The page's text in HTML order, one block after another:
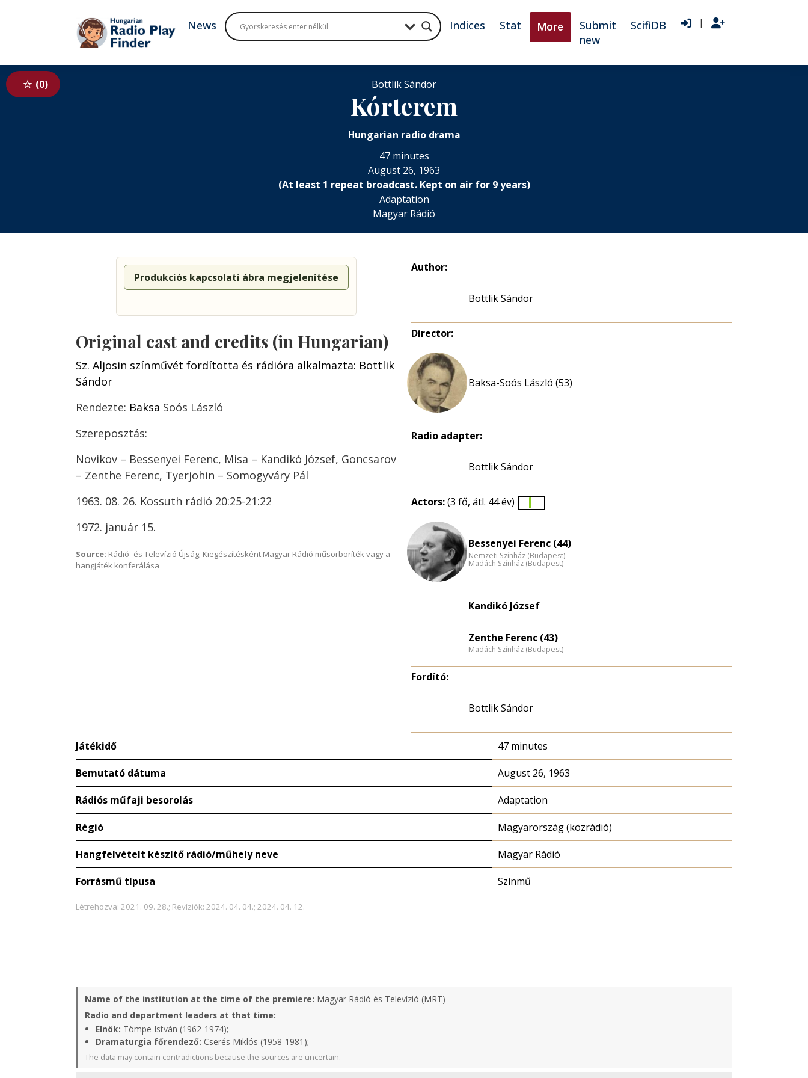
News Indices Stat More
Submit
new
ScifiDB |
0 Bottlik Sándor
Kórterem
Hungarian radio drama
47 minutes
August 26, 1963
(At least 1 repeat broadcast. Kept on air for 9 years)
Adaptation
Magyar Rádió
Produkciós kapcsolati ábra megjelenítése
Original cast and credits (in Hungarian)
Sz. Aljosin színművét fordította és rádióra alkalmazta: Bottlik
Sándor
Rendezte: Baksa Soós László
Szereposztás:
Novikov – Bessenyei Ferenc, Misa – Kandikó József, Goncsarov
– Zenthe Ferenc, Tyerjohin – Somogyváry Pál
1963. 08. 26. Kossuth rádió 20:25-21:22
1972. január 15.
Source: Rádió- és Televízió Újság; Kiegészítésként Magyar Rádió műsorboríték vagy a
hangjáték konferálása
Author:
Bottlik Sándor
Director:
Baksa-Soós László (53)
Radio adapter:
Bottlik Sándor
Actors:(3 fő, átl. 44 év)
nagyítása
Bessenyei Ferenc (44)
Nemzeti Színház (Budapest)
Madách Színház (Budapest)
Kandikó József
Zenthe Ferenc (43)
Madách Színház (Budapest)
Fordító:
Bottlik Sándor
Játékidő 47 minutes
Bemutató dátuma August 26, 1963
Rádiós műfaji besorolás Adaptation
Régió Magyarország (közrádió)
Hangfelvételt készítő rádió/műhely neve Magyar Rádió
Forrásmű típusa Színmű
Létrehozva: 2021. 09. 28.; Revíziók: 2024. 04. 04.; 2024. 04. 12.
Name of the institution at the time of the premiere: Magyar Rádió és Televízió (MRT)
Radio and department leaders at that time:
Elnök: Tömpe István (1962-1974);
Dramaturgia főrendező: Cserés Miklós (1958-1981);
The data may contain contradictions because the sources are uncertain.